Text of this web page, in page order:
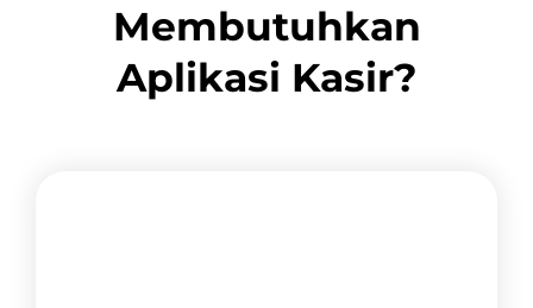
Membutuhkan
Aplikasi Kasir?